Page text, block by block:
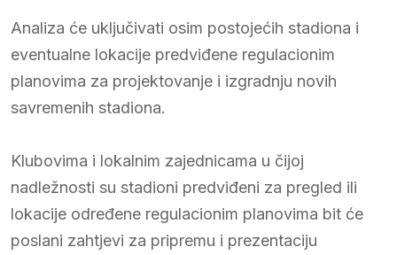
Analiza će uključivati osim postojećih stadiona i
eventualne lokacije predviđene regulacionim
planovima za projektovanje i izgradnju novih
savremenih stadiona.
Klubovima i lokalnim zajednicama u čijoj
nadležnosti su stadioni predviđeni za pregled ili
lokacije određene regulacionim planovima bit će
poslani zahtjevi za pripremu i prezentaciju